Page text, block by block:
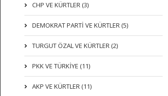
CHP VE KÜRTLER (3)
DEMOKRAT PARTI VE KÜRTLER (5)
TURGUT ÖZAL VE KÜRTLER (2)
PKK VE TÜRKIYE (11)
AKP VE KÜRTLER (11)